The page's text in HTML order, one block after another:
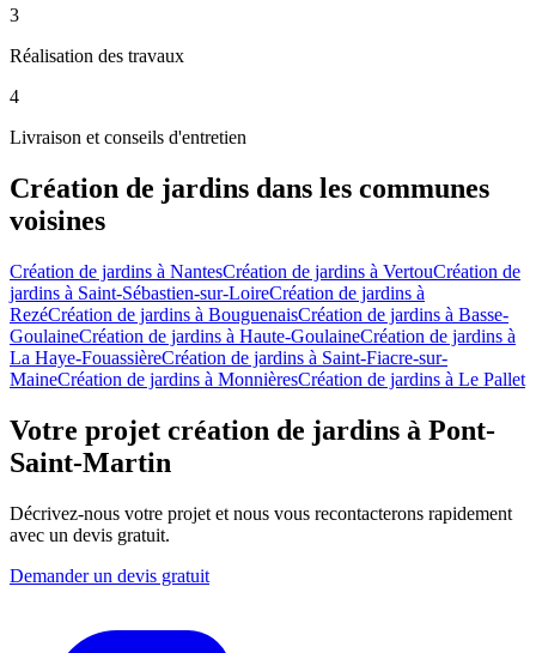
3
Réalisation des travaux
4
Livraison et conseils d'entretien
Création de jardins dans les communes
voisines
Création de jardins à NantesCréation de jardins à VertouCréation de
jardins à Saint-Sébastien-sur-LoireCréation de jardins à
RezéCréation de jardins à BouguenaisCréation de jardins à Basse-
GoulaineCréation de jardins à Haute-GoulaineCréation de jardins à
La Haye-FouassièreCréation de jardins à Saint-Fiacre-sur-
MaineCréation de jardins à MonnièresCréation de jardins à Le Pallet
Votre projet création de jardins à Pont-
Saint-Martin
Décrivez-nous votre projet et nous vous recontacterons rapidement
avec un devis gratuit.
Demander un devis gratuit